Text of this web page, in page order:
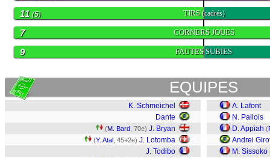
TIRS(cadrés)
11 (5)
CORNERS JOUES
7
FAUTES SUBIES
9
EQUIPES
K. Schmeichel
Dante
(M. Bard , 70e) J. Bryan
(Y. Atal , 45+2e) J. Lotomba
J. Todibo
A. Lafont
N. Pallois
D. Appiah (
Andrei
M. Sissoko